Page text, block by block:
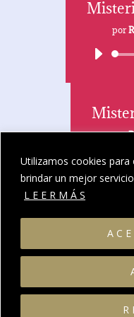
Utilizamos cookies
brindar un mejor
L E E R M Á S
R
A C
por
por